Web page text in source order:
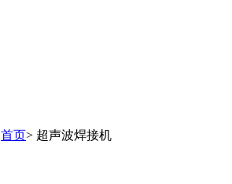
首页> 超声波焊接机